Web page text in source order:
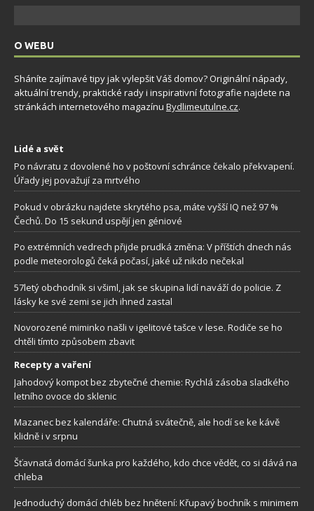
O WEBU
Sháníte zajímavé tipy jak vylepšit Váš domov? Originální nápady,
aktuální trendy, praktické rady i inspirativní fotografie najdete na
stránkách internetového magazínu Bydlimeutulne.cz.
Lidé a svět
Po návratu z dovolené ho v poštovní schránce čekalo překvapení.
Úřady jej považují za mrtvého
Pokud v obrázku najdete skrytého psa, máte vyšší IQ než 97 %
Čechů. Do 15 sekund uspějí jen géniové
Po extrémních vedrech přijde prudká změna: V příštích dnech nás
podle meteorologů čeká počasí, jaké už nikdo nečekal
57letý obchodník si všiml, jak se skupina lidí naváží do policie. Z
lásky ke své zemi se jich ihned zastal
Novorozené miminko našli v igelitové tašce v lese. Rodiče se ho
chtěli tímto způsobem zbavit
Recepty a vaření
Jahodový kompot bez zbytečné chemie: Rychlá zásoba sladkého
letního ovoce do sklenic
Mazanec bez kalendáře: Chutná svátečně, ale hodí se ke kávě
klidně i v srpnu
Šťavnatá domácí šunka pro každého, kdo chce vědět, co si dává na
chleba
Jednoduchý domácí chléb bez hnětení: Křupavý bochník s minimem